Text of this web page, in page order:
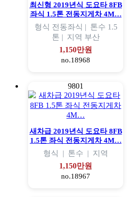
최신형 2019년식 도요타 8FB
좌식 1.5톤 전동지게차 4M…
형식 전동좌식 | 톤수 1.5
톤 | 지역 부산
1,150만원
no.18968
9801
새차급 2019년식 도요타 8FB
1.5톤 좌식 전동지게차 4M…
형식 | 톤수 | 지역
1,150만원
no.18967